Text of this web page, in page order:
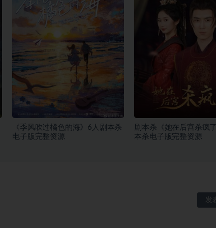
《季风吹过橘色的海》6人剧本杀
电子版完整资源
剧本杀《她在后宫杀疯
本杀电子版完整资源